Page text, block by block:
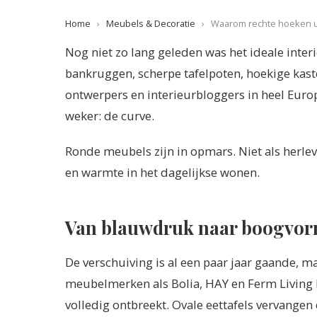
Home › Meubels & Decoratie › Waarom rechte hoeken
Nog niet zo lang geleden was het ideale
bankruggen, scherpe tafelpoten, hoekige
ontwerpers en interieurbloggers in heel
weker: de curve.
Ronde meubels zijn in opmars. Niet als
en warmte in het dagelijkse wonen.
Van blauwdruk naar
De verschuiving is al een paar jaar gaande,
meubelmerken als Bolia, HAY en Ferm
volledig ontbreekt. Ovale eettafels